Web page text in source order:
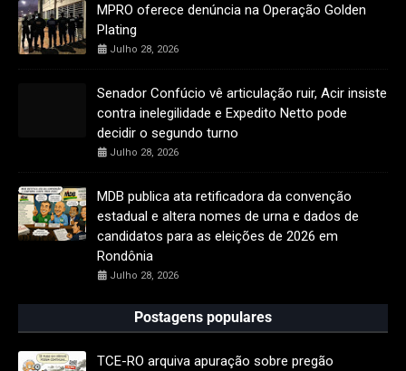
MPRO oferece denúncia na Operação Golden
Plating
Julho 28, 2026
Senador Confúcio vê articulação ruir, Acir insiste
contra inelegilidade e Expedito Netto pode
decidir o segundo turno
Julho 28, 2026
MDB publica ata retificadora da convenção
estadual e altera nomes de urna e dados de
candidatos para as eleições de 2026 em
Rondônia
Julho 28, 2026
Postagens populares
TCE-RO arquiva apuração sobre pregão